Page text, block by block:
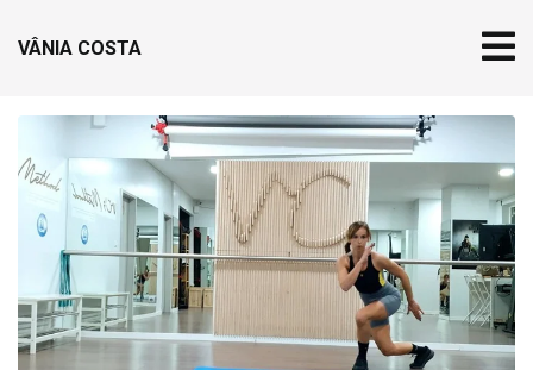
VÂNIA COSTA